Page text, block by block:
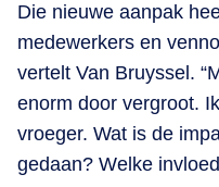
Die nieuwe aanpak
medewerkers en
vertelt Van Bruyssel.
enorm door vergroot.
vroeger. Wat is de
gedaan? Welke